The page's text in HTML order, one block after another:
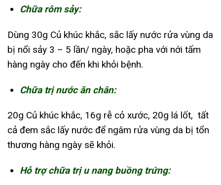
Chữa rôm sảy:
Dùng 30g Củ khúc khắc, sắc lấy nước rửa vùng da
bị nổi sảy 3 – 5 lần/ ngày, hoặc pha với nới tấm
hàng ngày cho đến khi khỏi bệnh.
Chữa trị nước ăn chân:
20g Củ khúc khắc, 16g rễ cỏ xước, 20g lá lốt, tất
cả đem sắc lấy nước để ngâm rửa vùng da bị tổn
thương hàng ngày sẽ khỏi.
Hỗ trợ chữa trị u nang buồng trứng: